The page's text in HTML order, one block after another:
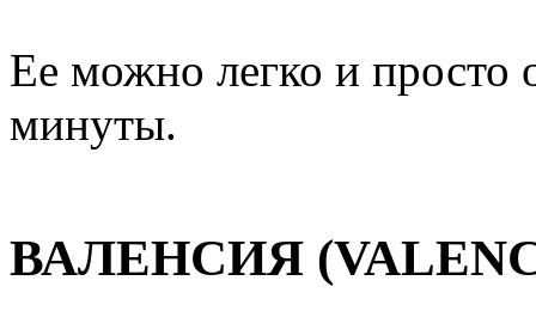
Ее можно легко и просто
минуты.
ВАЛЕНСИЯ